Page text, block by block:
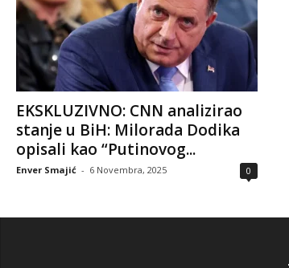
EKSKLUZIVNO: CNN analizirao
stanje u BiH: Milorada Dodika
opisali kao “Putinovog...
Enver Smajić - 6 Novembra, 2025 0